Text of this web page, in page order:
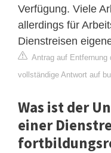
Verfügung. Viele
allerdings für
Dienstreisen
Antrag auf Entfernung
vollständige Antwort auf
Was ist der
einer